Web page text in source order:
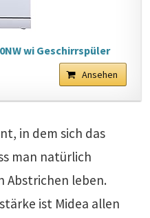
wi Geschirrspüler
Ansehen
in dem sich das
man natürlich
Abstrichen leben.
ist Midea allen